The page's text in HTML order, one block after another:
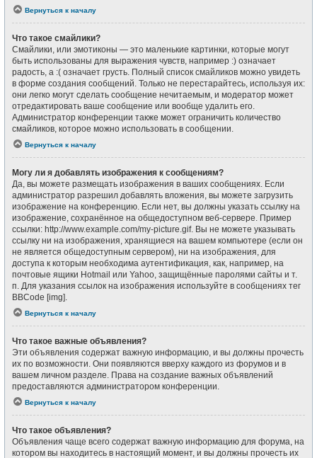
Вернуться к началу
Что такое смайлики?
Смайлики, или эмотиконы — это маленькие картинки, которые могут
быть использованы для выражения чувств, например :) означает
радость, а :( означает грусть. Полный список смайликов можно увидеть
в форме создания сообщений. Только не перестарайтесь, используя их:
они легко могут сделать сообщение нечитаемым, и модератор может
отредактировать ваше сообщение или вообще удалить его.
Администратор конференции также может ограничить количество
смайликов, которое можно использовать в сообщении.
Вернуться к началу
Могу ли я добавлять изображения к сообщениям?
Да, вы можете размещать изображения в ваших сообщениях. Если
администратор разрешил добавлять вложения, вы можете загрузить
изображение на конференцию. Если нет, вы должны указать ссылку на
изображение, сохранённое на общедоступном веб-сервере. Пример
ссылки: http://www.example.com/my-picture.gif. Вы не можете указывать
ссылку ни на изображения, хранящиеся на вашем компьютере (если он
не является общедоступным сервером), ни на изображения, для
доступа к которым необходима аутентификация, как, например, на
почтовые ящики Hotmail или Yahoo, защищённые паролями сайты и т.
п. Для указания ссылок на изображения используйте в сообщениях тег
BBCode [img].
Вернуться к началу
Что такое важные объявления?
Эти объявления содержат важную информацию, и вы должны прочесть
их по возможности. Они появляются вверху каждого из форумов и в
вашем личном разделе. Права на создание важных объявлений
предоставляются администратором конференции.
Вернуться к началу
Что такое объявления?
Объявления чаще всего содержат важную информацию для форума, на
котором вы находитесь в настоящий момент, и вы должны прочесть их